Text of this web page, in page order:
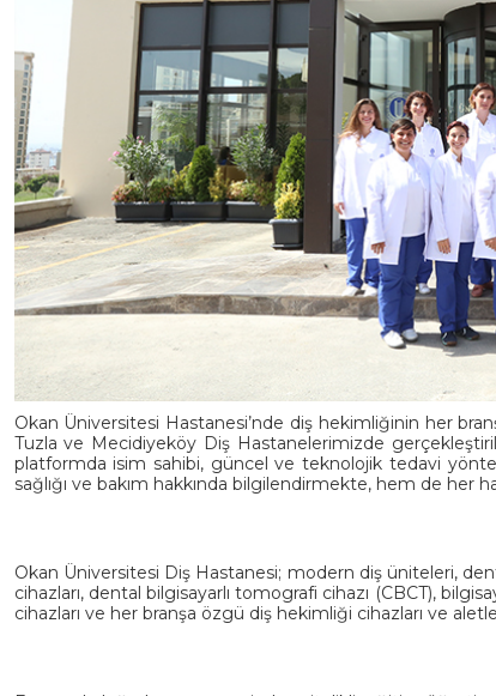
Okan Üniversitesi Hastanesi’nde diş hekimliğinin her
Tuzla ve Mecidiyeköy Diş Hastanelerimizde
platformda isim sahibi, güncel ve teknolojik tedavi
sağlığı ve bakım hakkında bilgilendirmekte, hem de her
Okan Üniversitesi Diş Hastanesi; modern diş üniteleri,
cihazları, dental bilgisayarlı tomografi cihazı (CBCT),
cihazları ve her branşa özgü diş hekimliği cihazları ve